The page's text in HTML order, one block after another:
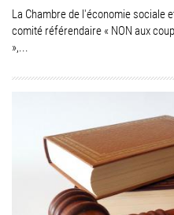
La Chambre de l'économie sociale
comité référendaire « NON aux
»,...